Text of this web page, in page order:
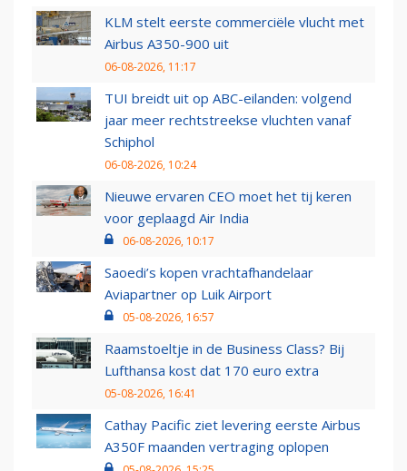
KLM stelt eerste commerciële vlucht met
Airbus A350-900 uit
06-08-2026, 11:17
TUI breidt uit op ABC-eilanden: volgend
jaar meer rechtstreekse vluchten vanaf
Schiphol
06-08-2026, 10:24
Nieuwe ervaren CEO moet het tij keren
voor geplaagd Air India
06-08-2026, 10:17
Saoedi’s kopen vrachtafhandelaar
Aviapartner op Luik Airport
05-08-2026, 16:57
Raamstoeltje in de Business Class? Bij
Lufthansa kost dat 170 euro extra
05-08-2026, 16:41
Cathay Pacific ziet levering eerste Airbus
A350F maanden vertraging oplopen